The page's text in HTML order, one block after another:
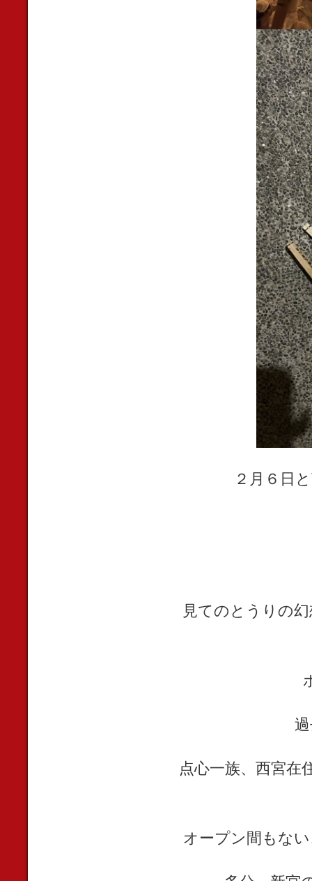
２月６日
見てのとうりの
点心一族、西宮在
オープン間もな